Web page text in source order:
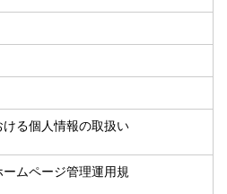
る個人情報の取扱い
ムページ管理運用規